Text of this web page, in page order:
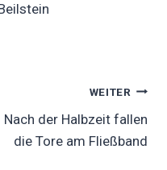
WEITER
Nach der Halbzeit fallen
die Tore am Fließband